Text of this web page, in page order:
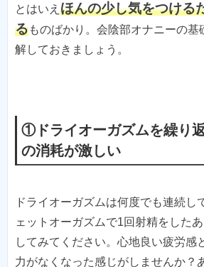
とはいえ ほんの少し気をつける
るものばかり。会陰部オナニーの基
解しておきましょう。
①ドライオーガズムを繰り
の消耗が激しい
ドライオーガズムは何度でも連続し
ェットオーガズムで1回射精をした
してみてください。心地良い疲労感
力がなくなった感じがしませんか？